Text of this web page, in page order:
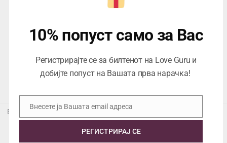
contact@loveguru.mk
Саб – Нед: 10-18
Еуропеан Траде Дооел Скопје, Варшавска 5/1 -5, 1000 Скопје,
ЕДБ 4057021558024
10% попуст само за Вас
Регистрирајте се за билтенот на Love Guru и
добијте попуст на Вашата прва нарачка!
Email
Внесете ја Вашата email адреса
РЕГИСТРИРАЈ СЕ